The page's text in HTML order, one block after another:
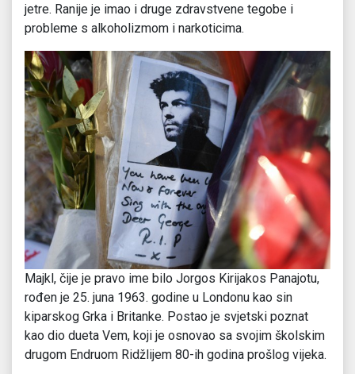
jetre. Ranije je imao i druge zdravstvene tegobe i
probleme s alkoholizmom i narkoticima.
Majkl, čije je pravo ime bilo Jorgos Kirijakos Panajotu,
rođen je 25. juna 1963. godine u Londonu kao sin
kiparskog Grka i Britanke. Postao je svjetski poznat
kao dio dueta Vem, koji je osnovao sa svojim školskim
drugom Endruom Ridžlijem 80-ih godina prošlog vijeka.